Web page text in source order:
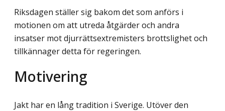
Riksdagen ställer sig bakom det som anförs i
motionen om att utreda åtgärder och andra
insatser mot djurrättsextremisters brottslighet och
tillkännager detta för regeringen.
Motivering
Jakt har en lång tradition i Sverige. Utöver den